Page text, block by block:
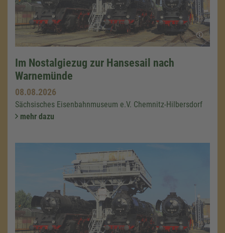
Im Nostalgiezug zur Hansesail nach
Warnemünde
08.08.2026
Sächsisches Eisenbahnmuseum e.V. Chemnitz-Hilbersdorf
mehr dazu